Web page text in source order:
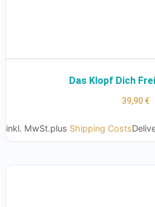
Das Klopf Dich
39,90 €
inkl. MwSt.plus Shipping Costs